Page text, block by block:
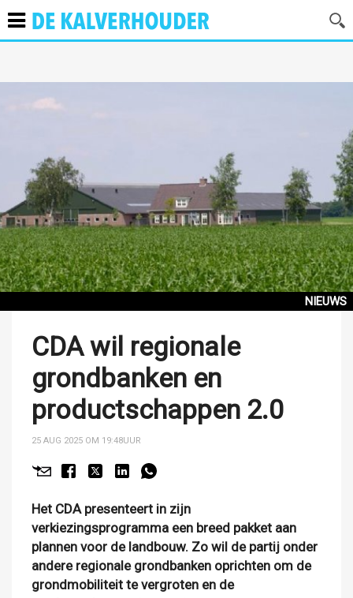
NIEUWS
CDA wil regionale
grondbanken en
productschappen 2.0
25 AUG 2025 OM 19:48UUR
Het CDA presenteert in zijn
verkiezingsprogramma een breed pakket aan
plannen voor de landbouw. Zo wil de partij onder
andere regionale grondbanken oprichten om de
grondmobiliteit te vergroten en de